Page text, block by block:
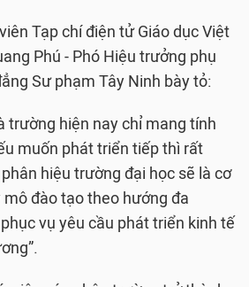
Tạp chí điện tử Giáo dục Việt
Phú - Phó Hiệu trưởng phụ
Sư phạm Tây Ninh bày tỏ:
trường hiện nay chỉ mang tính
muốn phát triển tiếp thì rất
hiệu trường đại học sẽ là cơ
mô đào tạo theo hướng đa
vụ yêu cầu phát triển kinh tế